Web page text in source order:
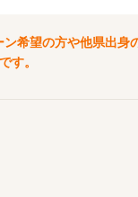
希望の方や他県出
す。